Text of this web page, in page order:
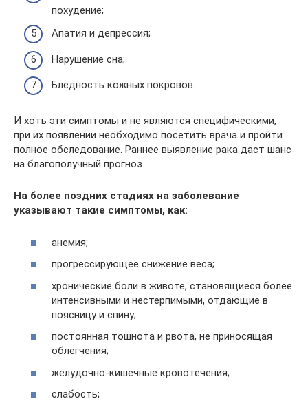
похудение;
Апатия и депрессия;
Нарушение сна;
Бледность кожных покровов.
И хоть эти симптомы и не являются специфическими,
при их появлении необходимо посетить врача и пройти
полное обследование. Раннее выявление рака даст шанс
на благополучный прогноз.
На более поздних стадиях на заболевание
указывают такие симптомы, как:
анемия;
прогрессирующее снижение веса;
хронические боли в животе, становящиеся более
интенсивными и нестерпимыми, отдающие в
поясницу и спину;
постоянная тошнота и рвота, не приносящая
облегчения;
желудочно-кишечные кровотечения;
слабость;